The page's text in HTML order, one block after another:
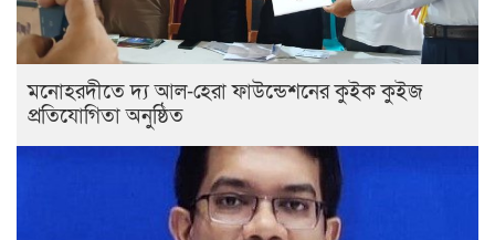
মনোহরদীতে দ্য আল-হেরা ফাউন্ডেশনের কুইক কুইজ
প্রতিযোগিতা অনুষ্ঠিত